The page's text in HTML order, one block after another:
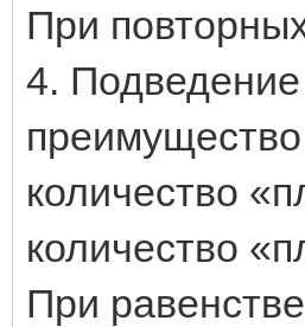
При
4. Подведение
количество
количество
При